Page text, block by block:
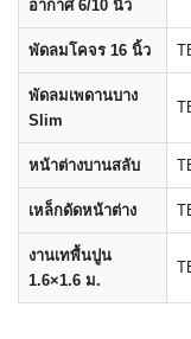
อากาศ 6/10 นิ้ว
พัดลมโคจร 16 นิ้ว
พัดลมเพดานบาง
Slim
หน้าต่างบานสลับ
เหล็กดัดหน้าต่าง
งานเทพื้นปูน
1.6×1.6 ม.